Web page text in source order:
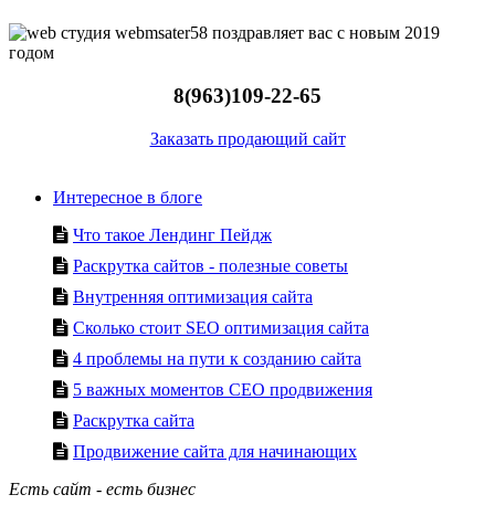
8(963)109-22-65
Заказать продающий сайт
Интересное в блоге
Что такое Лендинг Пейдж
Раскрутка сайтов - полезные советы
Внутренняя оптимизация сайта
Сколько стоит SEO оптимизация сайта
4 проблемы на пути к созданию сайта
5 важных моментов СЕО продвижения
Раскрутка сайта
Продвижение сайта для начинающих
Есть сайт - есть бизнес